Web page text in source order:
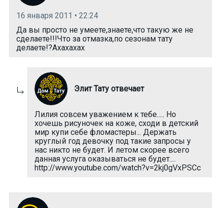
16 января 2011 • 22:24
Да вы просто не умеете,знаете,что такую же не
сделаете!!!Что за отмазка,по сезонам тату
делаете!?Ахахахах
Элит Тату отвечает
Лилия совсем уважением к тебе..... Но
хочешь рисуночек на коже, сходи в детский
мир купи себе фломастеры... Держать
круглый год девочку под такие запросы у
нас никто не будет. И летом скорее всего
данная услуга оказываться не будет....
http://www.youtube.com/watch?v=2kj0gVxPSCc